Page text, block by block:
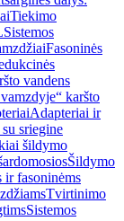
Tiekimo
Sistemos
Fasoninės
vandens
karšto
Adapteriai ir
sriegine
šildymo
Šildymo
ir fasoninėms
Tvirtinimo
Sistemos